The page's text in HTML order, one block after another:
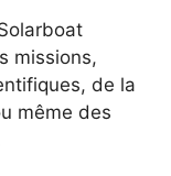
missions,
de la
même des